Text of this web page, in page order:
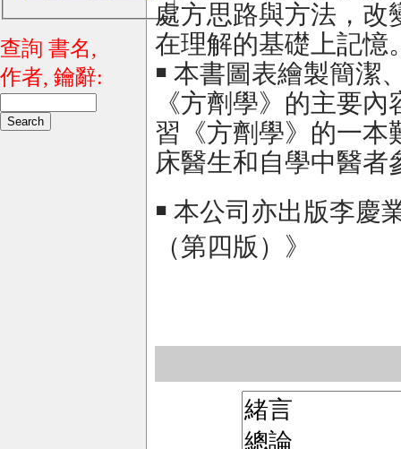
查詢 書名,
作者, 鑰辭:
處方思路與方法，改
在理解的基礎上記憶
￭ 本書圖表繪製簡潔
《方劑學》的主要
習《方劑學》的一本
床醫生和自學中醫者
￭ 本公司亦出版李慶
（第四版）》